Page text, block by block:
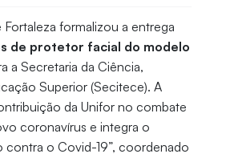
Fortaleza formalizou a entrega
de protetor facial do modelo
a Secretaria da Ciência,
Superior (Secitece). A
da Unifor no combate
coronavírus e integra o
contra o Covid-19”, coordenado